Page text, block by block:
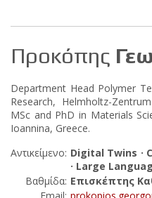
Προκόπης
Department Head Polymer
Research, Helmholtz-
MSc and PhD in Materials
Ioannina, Greece.
Αντικείμενο: Digital Twins ·
· Large
Βαθμίδα: Επισκέπτης